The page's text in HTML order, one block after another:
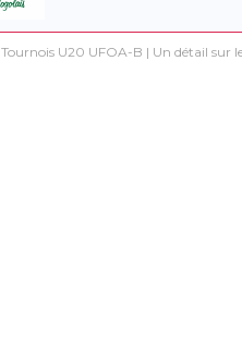
Tournois U20 UFOA-B | Un détail sur